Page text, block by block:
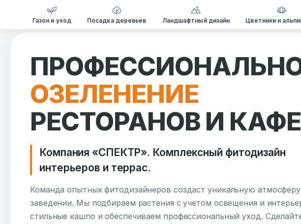
Перейти
содержимому
ОЗЕЛЕНЕНИЕ
РЕСТОРАНОВ И КАФЕ
Компания «СПЕКТР». Комплексный фитодизайн
интерьеров и террас.
Команда опытных фитодизайнеров создаст уникальную
заведении. Мы подбираем растения с учетом освещения и
стильные кашпо и обеспечиваем профессиональный уход.
Газон и уход Посадка деревьев Ландшафтный дизайн Цветники и